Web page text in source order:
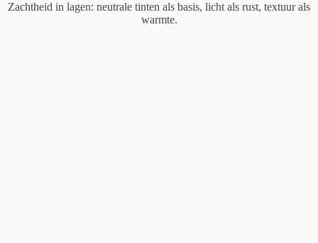
Zachtheid in lagen: neutrale tinten als basis, licht als rust, textuur als
warmte.